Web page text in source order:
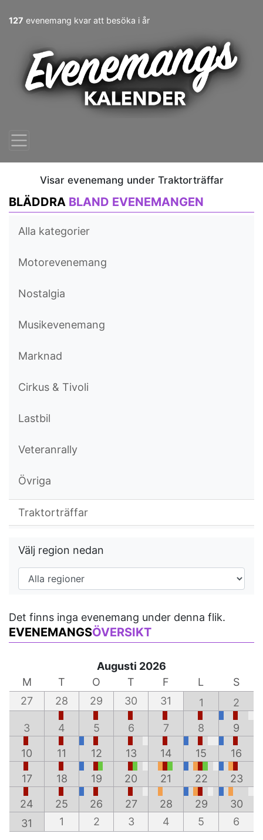
127 evenemang kvar att besöka i år
Visar evenemang under Traktorträffar
BLÄDDRA BLAND EVENEMANGEN
Alla kategorier
Motorevenemang
Nostalgia
Musikevenemang
Marknad
Cirkus & Tivoli
Lastbil
Veteranrally
Övriga
Traktorträffar
Välj region nedan
Det finns inga evenemang under denna flik.
EVENEMANGSÖVERSIKT
Augusti 2026
M
T O T F L
S
27
28 29 30 31 1 2
3 4 5 6 7 8 9
10 11 12 13 14 15 16
17 18 19 20 21 22 23
24 25 26 27 28 29
30
31
1 2 3 4 5 6